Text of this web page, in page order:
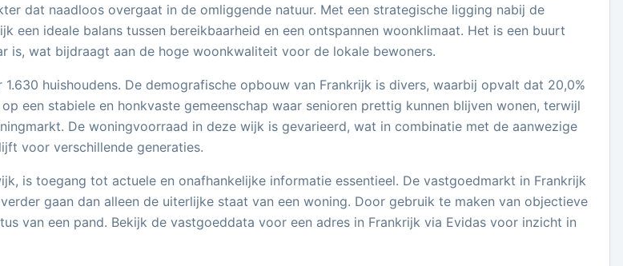
dat naadloos overgaat in de omliggende natuur. Met een strategische ligging nabij de
een ideale balans tussen bereikbaarheid en een ontspannen woonklimaat. Het is een buurt
is, wat bijdraagt aan de hoge woonkwaliteit voor de lokale bewoners.
huishoudens. De demografische opbouw van Frankrijk is divers, waarbij opvalt dat 20,0%
een stabiele en honkvaste gemeenschap waar senioren prettig kunnen blijven wonen, terwijl
De woningvoorraad in deze wijk is gevarieerd, wat in combinatie met de aanwezige
voor verschillende generaties.
is toegang tot actuele en onafhankelijke informatie essentieel. De vastgoedmarkt in Frankrijk
gaan dan alleen de uiterlijke staat van een woning. Door gebruik te maken van objectieve
van een pand. Bekijk de vastgoeddata voor een adres in Frankrijk via Evidas voor inzicht in